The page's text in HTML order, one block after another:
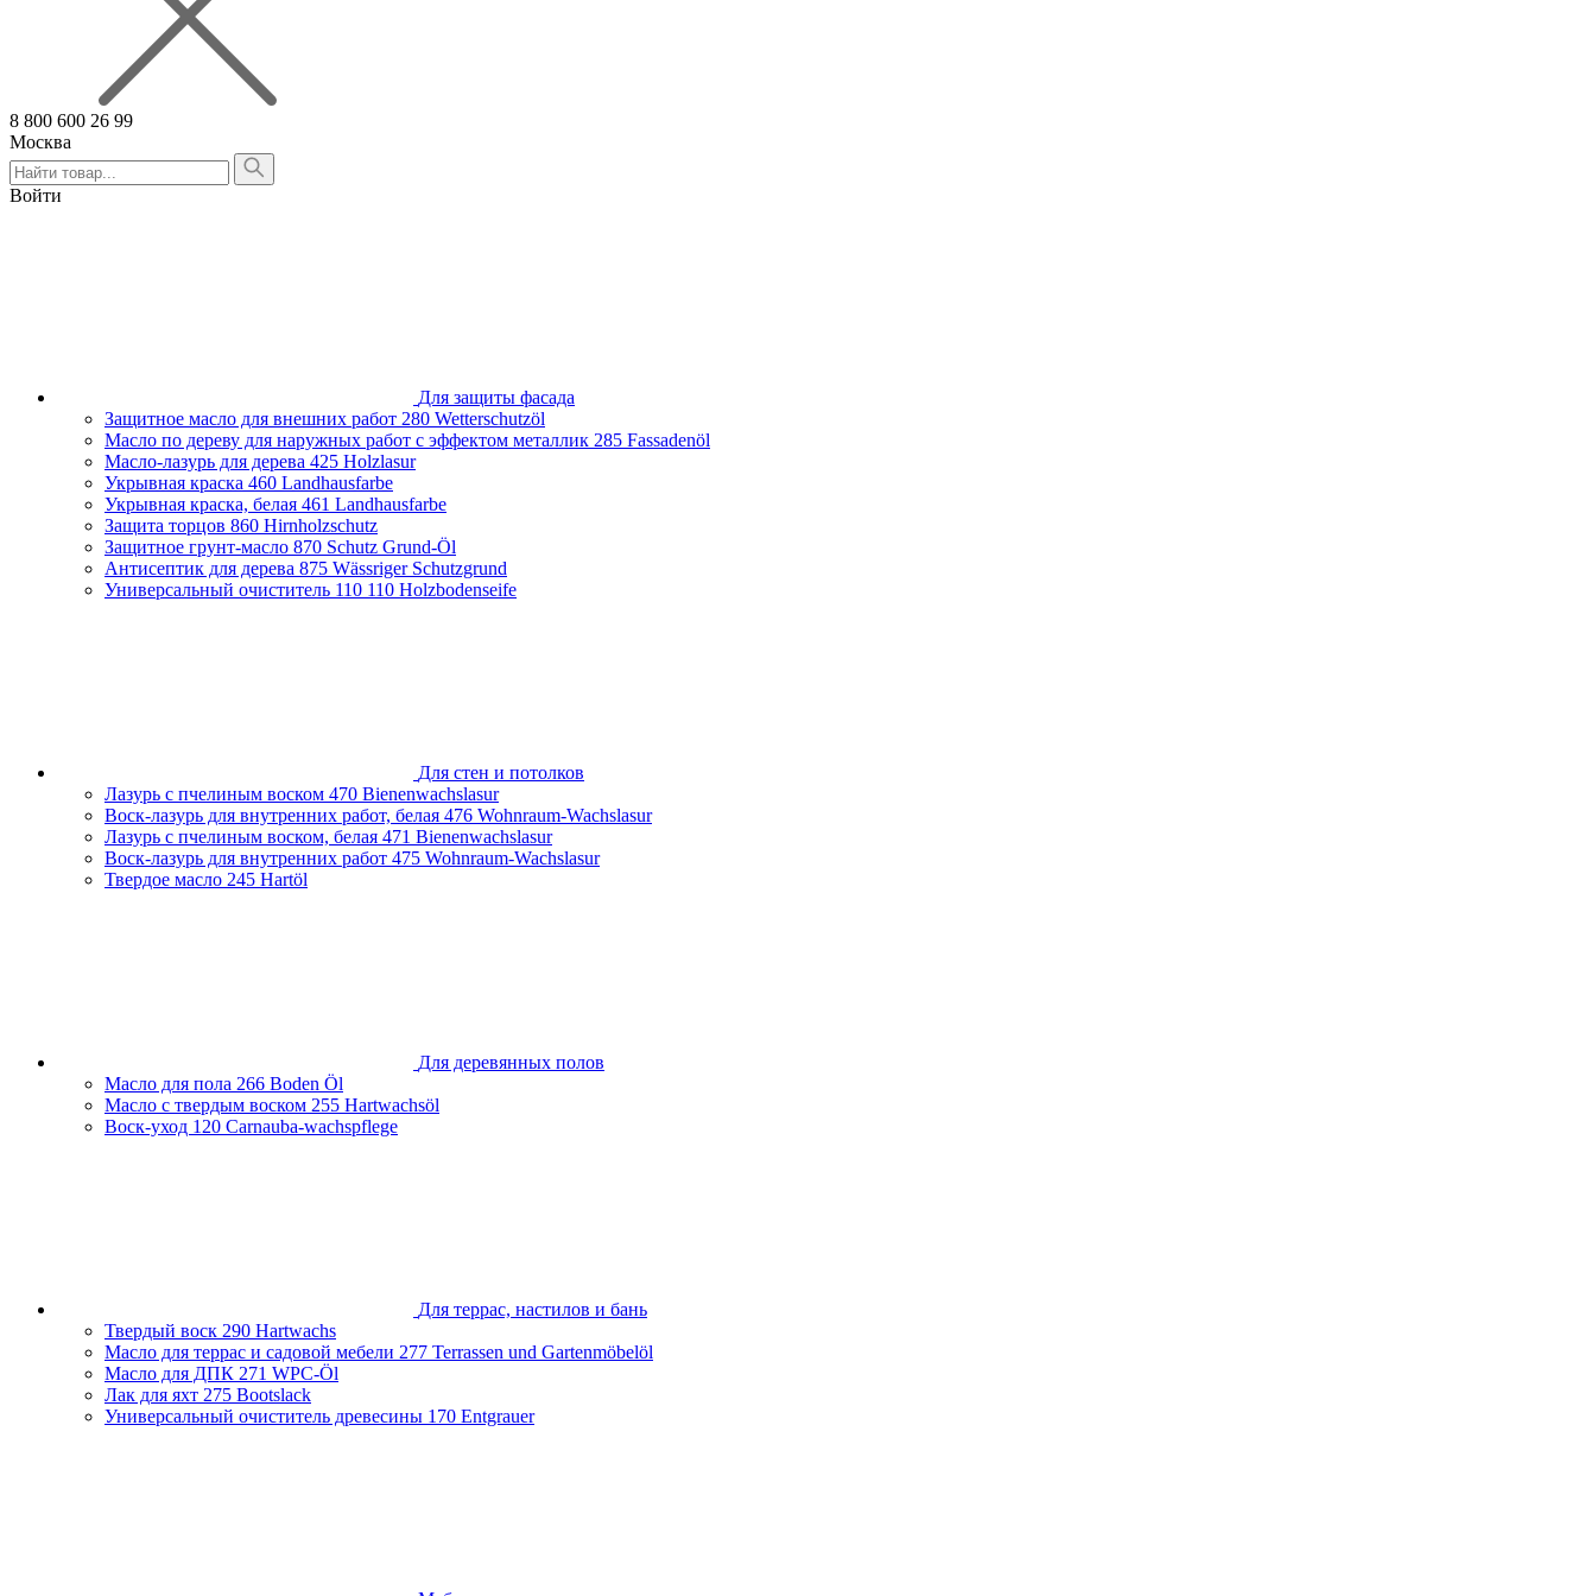
8 800 600 26 99
Москва
Алтайский край
Армения
Белгородская область
Калининградская область
Калужская область
Кировская область
Краснодарский край
Красноярский край
Липецкая область
Москва и Московская область
Нижегородская область
Новосибирская область
Оренбургская область
Самарская область
Санкт-Петербург и Ленинградская область
Сахалинская область
Свердловская область
Смоленская область
Ставропольский край
Челябинская область
Чеченская Республика
Ярославская область
Войти
Для защиты фасада
Защитное масло для внешних работ 280 Wetterschutzöl
Масло по дереву для наружных работ с эффектом металлик 285 Fassadenöl
Масло-лазурь для дерева 425 Holzlasur
Укрывная краска 460 Landhausfarbe
Укрывная краска, белая 461 Landhausfarbe
Защита торцов 860 Hirnholzschutz
Защитное грунт-масло 870 Schutz Grund-Öl
Антисептик для дерева 875 Wässriger Schutzgrund
Универсальный очиститель 110 110 Holzbodenseife
Для стен и потолков
Лазурь с пчелиным воском 470 Bienenwachslasur
Воск-лазурь для внутренних работ, белая 476 Wohnraum-Wachslasur
Лазурь с пчелиным воском, белая 471 Bienenwachslasur
Воск-лазурь для внутренних работ 475 Wohnraum-Wachslasur
Твердое масло 245 Hartöl
Для деревянных полов
Масло для пола 266 Boden Öl
Масло с твердым воском 255 Hartwachsöl
Воск-уход 120 Carnauba-wachspflege
Для террас, настилов и бань
Твердый воск 290 Hartwachs
Масло для террас и садовой мебели 277 Terrassen und Gartenmöbelöl
Масло для ДПК 271 WPC-Öl
Лак для яхт 275 Bootslack
Универсальный очиститель древесины 170 Entgrauer